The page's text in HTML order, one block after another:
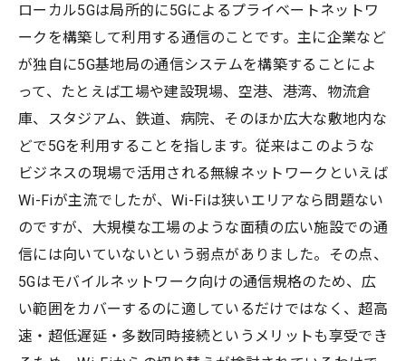
ローカル5Gは局所的に5Gによるプライベートネットワ
ークを構築して利用する通信のことです。主に企業など
が独自に5G基地局の通信システムを構築することによ
って、たとえば工場や建設現場、空港、港湾、物流倉
庫、スタジアム、鉄道、病院、そのほか広大な敷地内な
どで5Gを利用することを指します。従来はこのような
ビジネスの現場で活用される無線ネットワークといえば
Wi-Fiが主流でしたが、Wi-Fiは狭いエリアなら問題ない
のですが、大規模な工場のような面積の広い施設での通
信には向いていないという弱点がありました。その点、
5Gはモバイルネットワーク向けの通信規格のため、広
い範囲をカバーするのに適しているだけではなく、超高
速・超低遅延・多数同時接続というメリットも享受でき